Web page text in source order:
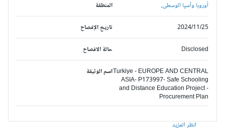
المنطقة أوروبا وآسيا الوسطى,
تاريخ الإفصاح 2024/11/25
حالة الافصاح Disclosed
اسم الوثيقةTurkiye - EUROPE AND CENTRAL
ASIA- P173997- Safe Schooling
and Distance Education Project -
Procurement Plan
انظر المزيد